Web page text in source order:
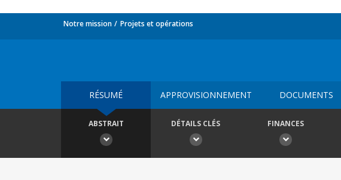
Notre mission Projets et opérations
RÉSUMÉ APPROVISIONNEMENT DOCUMENTS
ABSTRAIT DÉTAILS CLÉS FINANCES